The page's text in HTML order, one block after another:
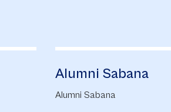
Alumni Sabana
Alumni Sabana